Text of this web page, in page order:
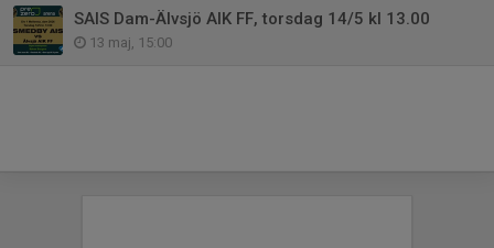
SAIS Dam-Älvsjö AIK FF, torsdag 14/5 kl 13.00
13 maj, 15:00